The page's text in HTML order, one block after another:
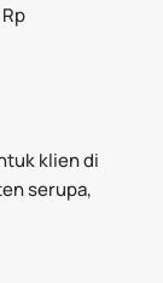
klien di
serupa,